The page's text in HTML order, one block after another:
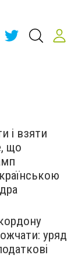
і взяти
що
уряд